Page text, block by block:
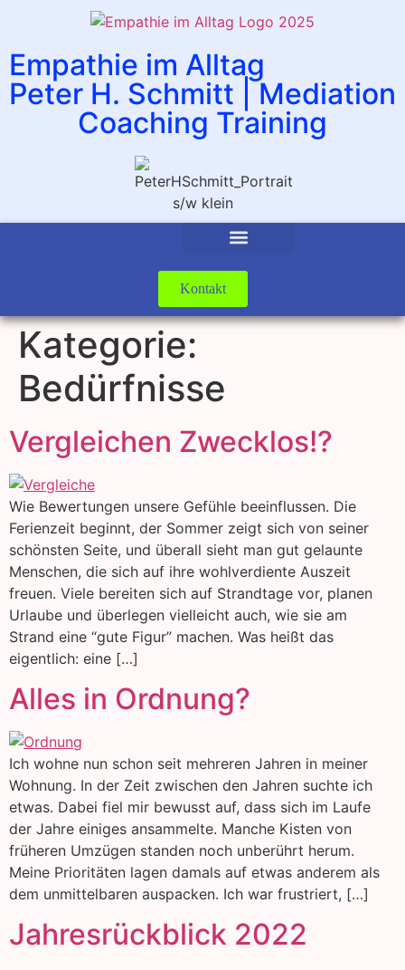
Empathie im Alltag
Peter H. Schmitt | Mediation
Coaching Training
Kontakt
Kategorie:
Bedürfnisse
Vergleichen Zwecklos!?
Wie Bewertungen unsere Gefühle beeinflussen. Die
Ferienzeit beginnt, der Sommer zeigt sich von seiner
schönsten Seite, und überall sieht man gut gelaunte
Menschen, die sich auf ihre wohlverdiente Auszeit
freuen. Viele bereiten sich auf Strandtage vor, planen
Urlaube und überlegen vielleicht auch, wie sie am
Strand eine “gute Figur” machen. Was heißt das
eigentlich: eine […]
Alles in Ordnung?
Ich wohne nun schon seit mehreren Jahren in meiner
Wohnung. In der Zeit zwischen den Jahren suchte ich
etwas. Dabei fiel mir bewusst auf, dass sich im Laufe
der Jahre einiges ansammelte. Manche Kisten von
früheren Umzügen standen noch unberührt herum.
Meine Prioritäten lagen damals auf etwas anderem als
dem unmittelbaren auspacken. Ich war frustriert, […]
Jahresrückblick 2022